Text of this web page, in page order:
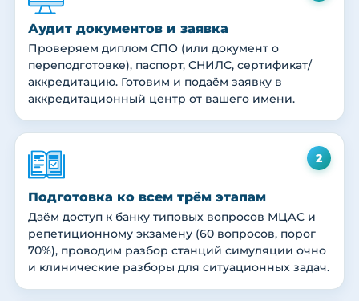
Аудит документов и заявка
Проверяем диплом СПО (или документ о
переподготовке), паспорт, СНИЛС, сертификат/
аккредитацию. Готовим и подаём заявку в
аккредитационный центр от вашего имени.
2
Подготовка ко всем трём этапам
Даём доступ к банку типовых вопросов МЦАС и
репетиционному экзамену (60 вопросов, порог
70%), проводим разбор станций симуляции очно
и клинические разборы для ситуационных задач.